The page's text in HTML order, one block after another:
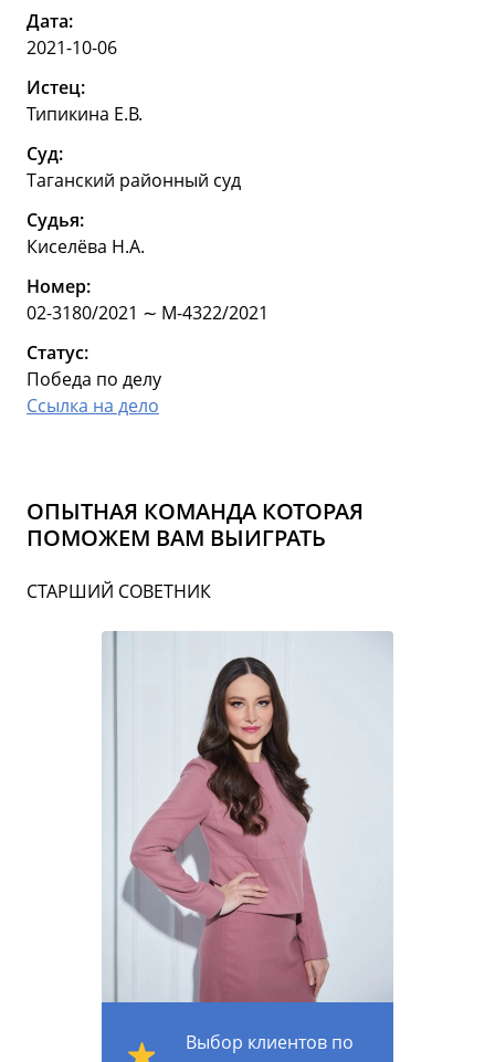
Дата:
2021-10-06
Истец:
Типикина Е.В.
Суд:
Таганский районный суд
Судья:
Киселёва Н.А.
Номер:
02-3180/2021 ∼ М-4322/2021
Статус:
Победа по делу
Ссылка на дело
ОПЫТНАЯ КОМАНДА КОТОРАЯ
ПОМОЖЕМ ВАМ ВЫИГРАТЬ
СТАРШИЙ СОВЕТНИК
Выбор клиентов по